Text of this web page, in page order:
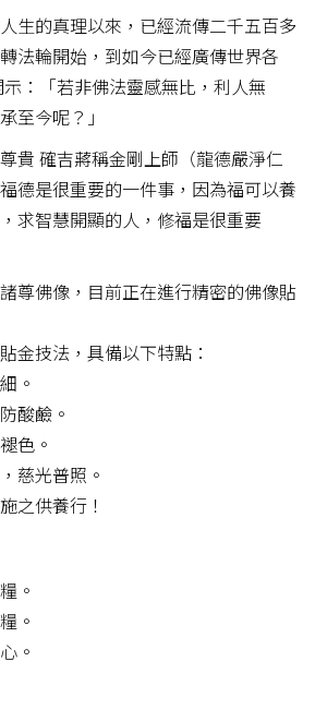
生的真理以來，已經流傳二千五百多
法輪開始，到如今已經廣傳世界各
：「若非佛法靈感無比，利人無
至今呢？」
確吉蔣稱金剛上師（龍德嚴淨仁
德是很重要的一件事，因為福可以養
求智慧開顯的人，修福是很重要
尊佛像，目前正在進行精密的佛像貼
金技法，具備以下特點：
。
酸鹼。
色。
慈光普照。
之供養行！
。
。
。